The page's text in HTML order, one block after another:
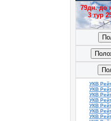
79дн. до
3 тур
УКВ
УКВ
УКВ
УКВ
УКВ
УКВ
УКВ